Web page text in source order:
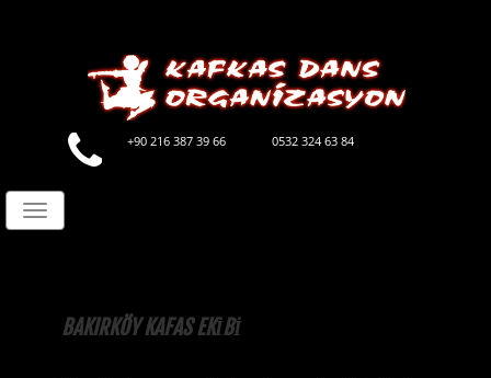
+90 216 387 39 66 0532 324 63 84
Toggle
navigation
BAKIRKÖY KAFAS EKİBİ